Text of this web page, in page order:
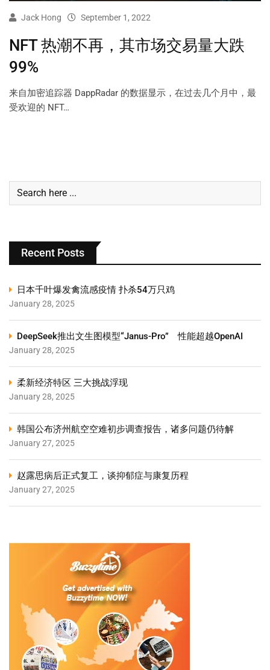
Jack Hong September 1, 2022
NFT 热潮不再，其市场交易量大跌
99%
来自加密追踪器 DappRadar 的数据显示，在过去几个月中，最
受欢迎的 NFT…
Recent Posts
日本千叶爆发禽流感疫情 扑杀54万只鸡
January 28, 2025
DeepSeek推出文生图模型“Janus-Pro” 性能超越OpenAI
January 28, 2025
柔新经济特区 三大挑战浮现
January 28, 2025
韩国公布济州航空空难初步调查报告，诸多问题仍待解
January 27, 2025
赵露思病后正式复工，谈抑郁症与康复历程
January 27, 2025